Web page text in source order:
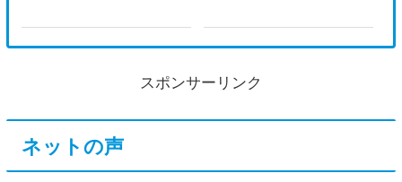
スポンサーリンク
ネットの声